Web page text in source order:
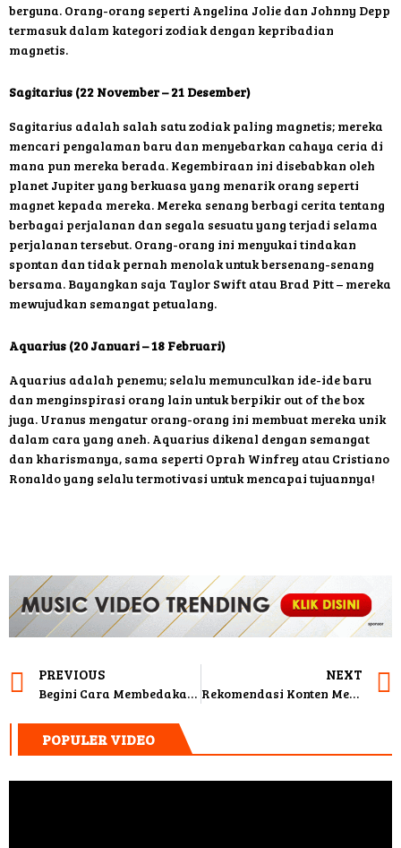
berguna. Orang-orang seperti Angelina Jolie dan Johnny Depp
termasuk dalam kategori zodiak dengan kepribadian
magnetis.
Sagitarius (22 November – 21 Desember)
Sagitarius adalah salah satu zodiak paling magnetis; mereka
mencari pengalaman baru dan menyebarkan cahaya ceria di
mana pun mereka berada. Kegembiraan ini disebabkan oleh
planet Jupiter yang berkuasa yang menarik orang seperti
magnet kepada mereka. Mereka senang berbagi cerita tentang
berbagai perjalanan dan segala sesuatu yang terjadi selama
perjalanan tersebut. Orang-orang ini menyukai tindakan
spontan dan tidak pernah menolak untuk bersenang-senang
bersama. Bayangkan saja Taylor Swift atau Brad Pitt – mereka
mewujudkan semangat petualang.
Aquarius (20 Januari – 18 Februari)
Aquarius adalah penemu; selalu memunculkan ide-ide baru
dan menginspirasi orang lain untuk berpikir out of the box
juga. Uranus mengatur orang-orang ini membuat mereka unik
dalam cara yang aneh. Aquarius dikenal dengan semangat
dan kharismanya, sama seperti Oprah Winfrey atau Cristiano
Ronaldo yang selalu termotivasi untuk mencapai tujuannya!
PREVIOUS
Begini Cara Membedakan Kentang Segar dan Busuk saat Belanja
NEXT
Rekomendasi Konten Media Sosial yang Wajib Kamu Follow di Tahun 2024
POPULER VIDEO